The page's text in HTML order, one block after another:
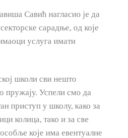
Савић нагласио је да
сарадње, од које
услуга имати
школи сви нешто
пружају. Успели смо да
приступ у школу, како за
колица, тако и за све
које има евентуалне